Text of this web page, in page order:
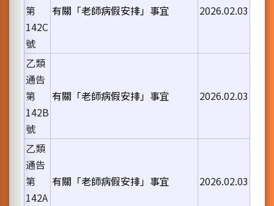
第
142C
號
有關「老師病假安排」事宜 2026.02.03
乙類
通告
第
142B
號
有關「老師病假安排」事宜 2026.02.03
乙類
通告
第
142A
有關「老師病假安排」事宜 2026.02.03